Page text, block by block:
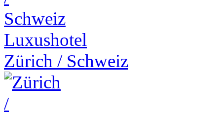
Luxushotel
Zürich / Schweiz